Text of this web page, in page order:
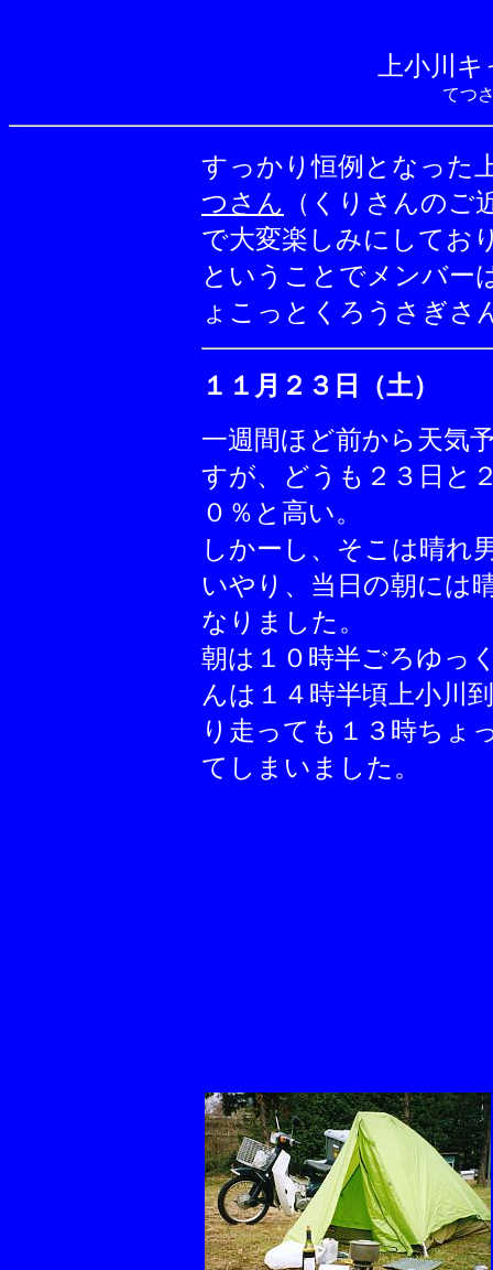
上小川
てつ
すっかり恒例となった
つさん
（くりさんの
で大変楽しみにしてお
ということでメンバー
ょこっとくろうさぎさ
１１月２３日（土）
一週間ほど前から天気
すが、どうも２３日と
０％と高い。
しかーし、そこは晴れ
いやり、当日の朝には
なりました。
朝は１０時半ごろゆっ
んは１４時半頃上小川
り走っても１３時ちょ
てしまいました。